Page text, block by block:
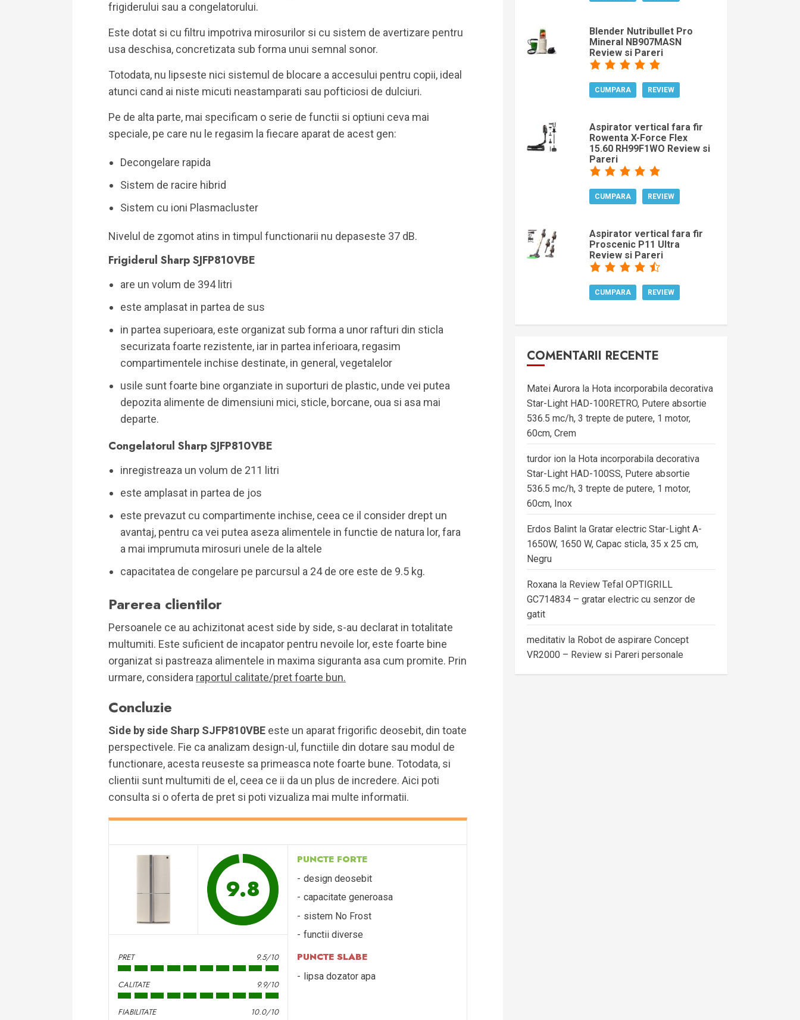
frigiderului sau a congelatorului.
Este dotat si cu filtru impotriva mirosurilor si cu sistem de avertizare pentru
usa deschisa, concretizata sub forma unui semnal sonor.
Totodata, nu lipseste nici sistemul de blocare a accesului pentru copii, ideal
atunci cand ai niste micuti neastamparati sau pofticiosi de dulciuri.
Pe de alta parte, mai specificam o serie de functii si optiuni ceva mai
speciale, pe care nu le regasim la fiecare aparat de acest gen:
Decongelare rapida
Sistem de racire hibrid
Sistem cu ioni Plasmacluster
Nivelul de zgomot atins in timpul functionarii nu depaseste 37 dB.
Frigiderul Sharp SJFP810VBE
are un volum de 394 litri
este amplasat in partea de sus
in partea superioara, este organizat sub forma a unor rafturi din sticla
securizata foarte rezistente, iar in partea inferioara, regasim
compartimentele inchise destinate, in general, vegetalelor
usile sunt foarte bine organziate in suporturi de plastic, unde vei putea
depozita alimente de dimensiuni mici, sticle, borcane, oua si asa mai
departe.
Congelatorul Sharp SJFP810VBE
inregistreaza un volum de 211 litri
este amplasat in partea de jos
este prevazut cu compartimente inchise, ceea ce il consider drept un
avantaj, pentru ca vei putea aseza alimentele in functie de natura lor, fara
a mai imprumuta mirosuri unele de la altele
capacitatea de congelare pe parcursul a 24 de ore este de 9.5 kg.
Parerea clientilor
Persoanele ce au achizitonat acest side by side, s-au declarat in totalitate
multumiti. Este suficient de incapator pentru nevoile lor, este foarte bine
organizat si pastreaza alimentele in maxima siguranta asa cum promite. Prin
urmare, considera raportul calitate/pret foarte bun.
Concluzie
Side by side Sharp SJFP810VBE este un aparat frigorific deosebit, din toate
perspectivele. Fie ca analizam design-ul, functiile din dotare sau modul de
functionare, acesta reuseste sa primeasca note foarte bune. Totodata, si
clientii sunt multumiti de el, ceea ce ii da un plus de incredere. Aici poti
consulta si o oferta de pret si poti vizualiza mai multe informatii.
9.8
PRET 9.5/10
CALITATE 9.9/10
FIABILITATE 10.0/10
PUNCTE FORTE
design deosebit
capacitate generoasa
sistem No Frost
functii diverse
PUNCTE SLABE
lipsa dozator apa
Blender Nutribullet Pro
Mineral NB907MASN
Review si Pareri
CUMPARA REVIEW
Aspirator vertical fara fir
Rowenta X-Force Flex
15.60 RH99F1WO Review si
Pareri
CUMPARA REVIEW
Aspirator vertical fara fir
Proscenic P11 Ultra
Review si Pareri
CUMPARA REVIEW
COMENTARII RECENTE
Matei Aurora la Hota incorporabila decorativa
Star-Light HAD-100RETRO, Putere absortie
536.5 mc/h, 3 trepte de putere, 1 motor,
60cm, Crem
turdor ion la Hota incorporabila decorativa
Star-Light HAD-100SS, Putere absortie
536.5 mc/h, 3 trepte de putere, 1 motor,
60cm, Inox
Erdos Balint laGratar electric Star-Light A-
1650W, 1650 W, Capac sticla, 35 x 25 cm,
Negru
Roxana la Review Tefal OPTIGRILL
GC714834 – gratar electric cu senzor de
gatit
meditativ la Robot de aspirare Concept
VR2000 – Review si Pareri personale